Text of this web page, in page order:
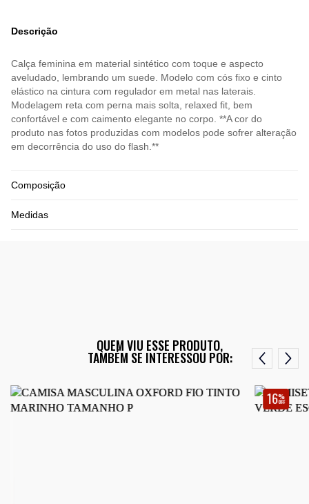
Descrição
Calça feminina em material sintético com toque e aspecto
aveludado, lembrando um suede. Modelo com cós fixo e cinto
elástico na cintura com regulador em metal nas laterais.
Modelagem reta com perna mais solta, relaxed fit, bem
confortável e com caimento elegante no corpo. **A cor do
produto nas fotos produzidas com modelos pode sofrer alteração
em decorrência do uso do flash.**
Composição
Medidas
QUEM VIU ESSE PRODUTO,
TAMBÉM SE INTERESSOU POR:
16%
OFF